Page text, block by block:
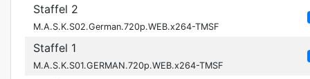
Staffel 2
M.A.S.K.S02.German.720p.WEB.x264-TMSF
Staffel 1
M.A.S.K.S01.GERMAN.720p.WEB.x264-TMSF